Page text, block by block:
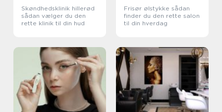
Skøndhedsklinik hillerød
sådan vælger du den
rette klinik til din hud
Frisør ølstykke sådan
finder du den rette salon
til din hverdag